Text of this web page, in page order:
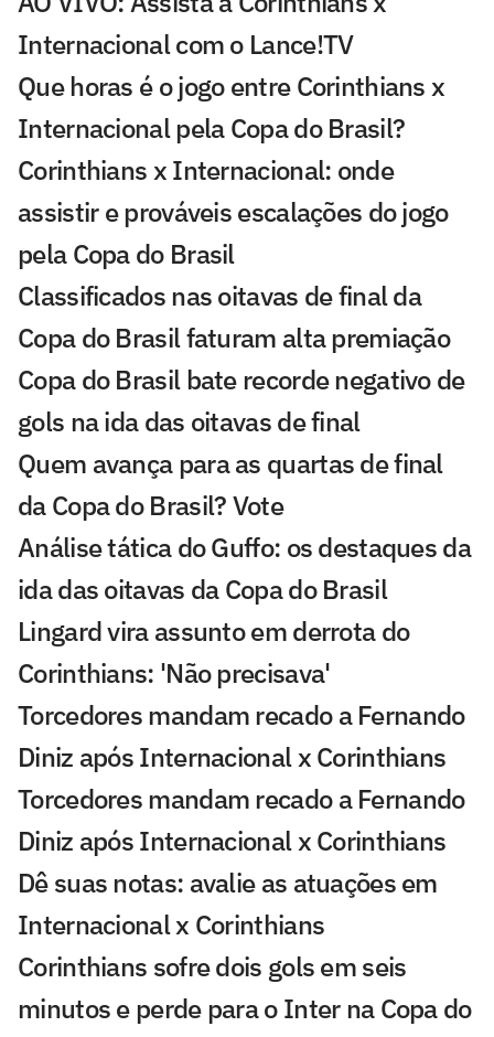
Internacional com o Lance!TV
Que horas é o jogo entre Corinthians x
Internacional pela Copa do Brasil?
Corinthians x Internacional: onde
assistir e prováveis escalações do jogo
pela Copa do Brasil
Classificados nas oitavas de final da
Copa do Brasil faturam alta premiação
Copa do Brasil bate recorde negativo de
gols na ida das oitavas de final
Quem avança para as quartas de final
da Copa do Brasil? Vote
Análise tática do Guffo: os destaques da
ida das oitavas da Copa do Brasil
Lingard vira assunto em derrota do
Corinthians: 'Não precisava'
Torcedores mandam recado a Fernando
Diniz após Internacional x Corinthians
Torcedores mandam recado a Fernando
Diniz após Internacional x Corinthians
Dê suas notas: avalie as atuações em
Internacional x Corinthians
Corinthians sofre dois gols em seis
minutos e perde para o Inter na Copa do